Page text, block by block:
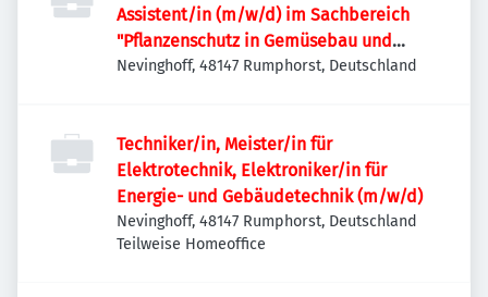
Assistent/in (m/w/d) im Sachbereich
"Pflanzenschutz in Gemüsebau und
Warndienst"
Nevinghoff, 48147 Rumphorst, Deutschland
Techniker/in, Meister/in für
Elektrotechnik, Elektroniker/in für
Energie- und Gebäudetechnik (m/w/d)
Nevinghoff, 48147 Rumphorst, Deutschland
Teilweise Homeoffice